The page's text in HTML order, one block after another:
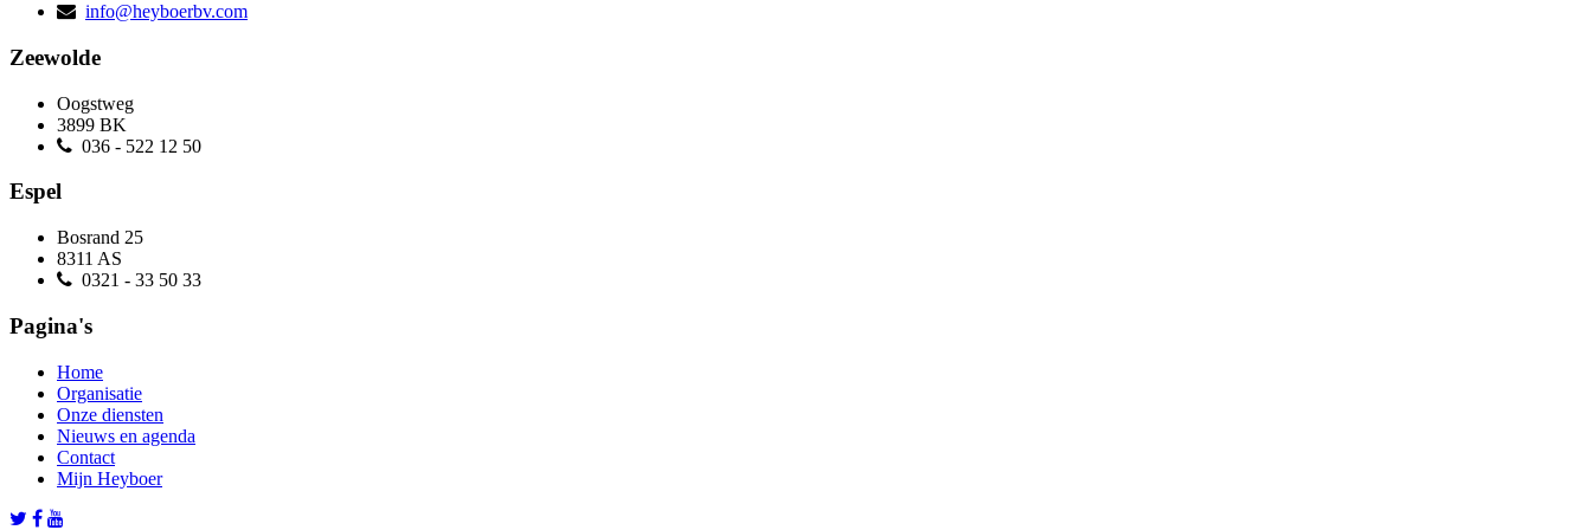
info@heyboerbv.com
Zeewolde
Oogstweg
3899 BK
036 - 522 12 50
Espel
Bosrand 25
8311 AS
0321 - 33 50 33
Pagina's
Home
Organisatie
Onze diensten
Nieuws en agenda
Contact
Mijn Heyboer